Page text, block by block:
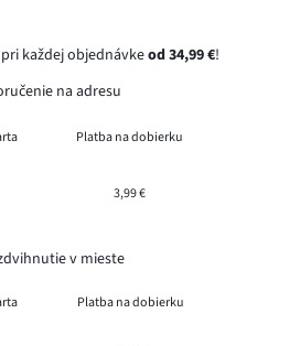
pri každej objednávkeod 34,99 €!
na adresu
Platba na dobierku
3,99 €
v mieste
Platba na dobierku